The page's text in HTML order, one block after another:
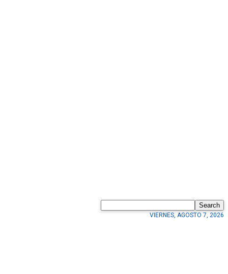
Search
VIERNES, AGOSTO 7, 2026